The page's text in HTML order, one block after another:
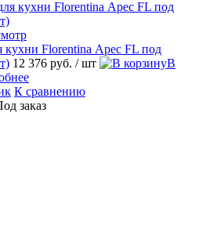
кухни Florentina Арес FL под
12 376 руб. / шт
В
К сравнению
заказ